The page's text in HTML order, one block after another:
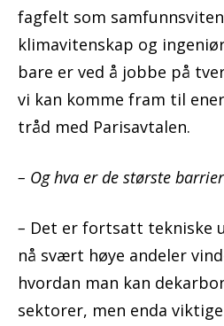
fagfelt som
klimavitenskap og
bare er ved å jobbe på
vi kan komme fram til
tråd med Parisavtalen.
– Og hva er de største
– Det er fortsatt tekniske
nå svært høye andeler
hvordan man kan
sektorer, men enda